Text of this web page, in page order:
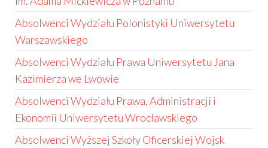
Absolwenci Wydziału Polonistyki Uniwersytetu
Warszawskiego
Absolwenci Wydziału Prawa Uniwersytetu Jana
Kazimierza we Lwowie
Absolwenci Wydziału Prawa, Administracji i
Ekonomii Uniwersytetu Wrocławskiego
Absolwenci Wyższej Szkoły Oficerskiej Wojsk